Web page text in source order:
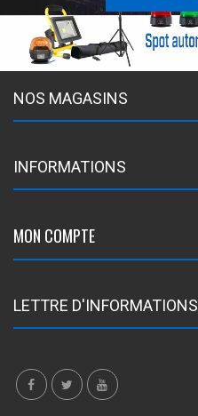
NOS MAGASINS
INFORMATIONS
MON COMPTE
LETTRE D'INFORMATIONS